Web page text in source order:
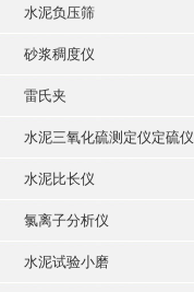
水泥负压筛
砂浆稠度仪
雷氏夹
水泥三氧化硫测定仪定硫仪
水泥比长仪
氯离子分析仪
水泥试验小磨